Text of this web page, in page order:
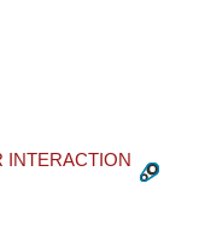
INTERACTION